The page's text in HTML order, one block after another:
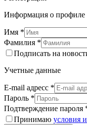
Информация о профиле
Имя *
Фамилия *
Подписать на
Учетные данные
E-mail адресс *
Пароль *
Подтверждение пароля
Принимаю условия